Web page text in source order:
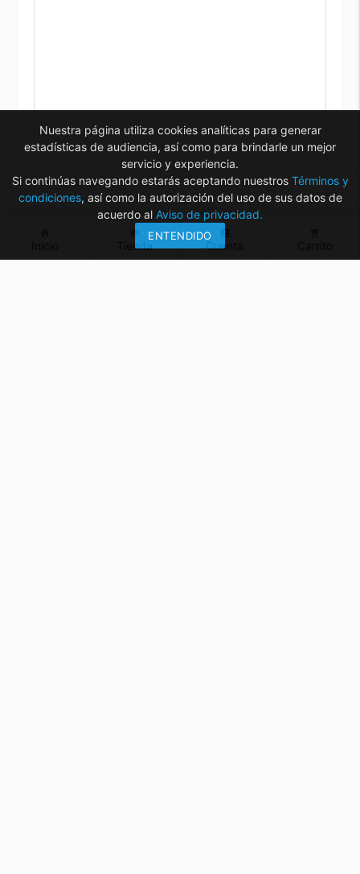
Tienda Cuenta
Nuestra página utiliza cookies analíticas para generar
estadísticas de audiencia, así como para brindarle un mejor
servicio y experiencia.
Si continúas navegando estarás aceptando nuestros Términos y
condiciones, así como la autorización del uso de sus datos de
acuerdo al Aviso de privacidad.
ENTENDIDO